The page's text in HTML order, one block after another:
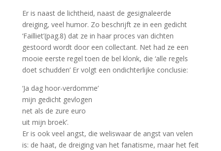
Er is naast de lichtheid, naast de gesignaleerde
dreiging, veel humor. Zo beschrijft ze in een gedicht
‘Failliet’(pag.8) dat ze in haar proces van dichten
gestoord wordt door een collectant. Net had ze een
mooie eerste regel toen de bel klonk, die ‘alle regels
doet schudden’ Er volgt een ondichterlijke conclusie:
‘Ja dag hoor-verdomme’
mijn gedicht gevlogen
net als de zure euro
uit mijn broek’.
Er is ook veel angst, die weliswaar de angst van velen
is: de haat, de dreiging van het fanatisme, maar het feit